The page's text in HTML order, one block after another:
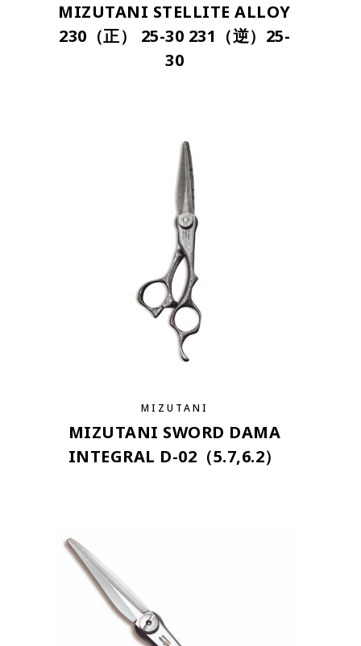
MIZUTANI STELLITE ALLOY
230（正） 25-30 231（逆）25-
30
MIZUTANI
MIZUTANI SWORD DAMA
INTEGRAL D-02（5.7,6.2）